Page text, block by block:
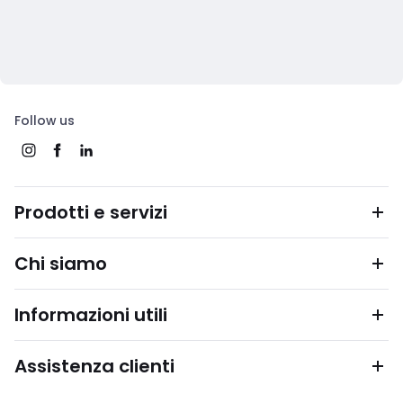
Follow us
Prodotti e servizi
Chi siamo
Informazioni utili
Assistenza clienti